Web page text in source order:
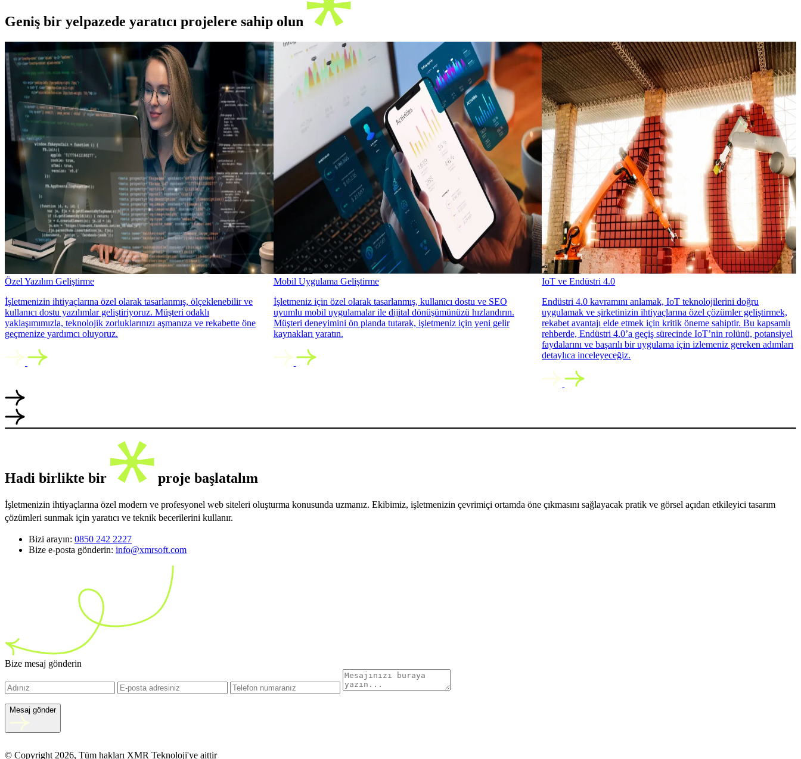
Geniş bir yelpazede yaratıcı projelere sahip olun
Özel Yazılım Geliştirme
İşletmenizin ihtiyaçlarına özel olarak tasarlanmış, ölçeklenebilir ve
kullanıcı dostu yazılımlar geliştiriyoruz. Müşteri odaklı
yaklaşımımızla, teknolojik zorluklarınızı aşmanıza ve rekabette öne
geçmenize yardımcı oluyoruz.
Mobil Uygulama Geliştirme
İşletmeniz için özel olarak tasarlanmış, kullanıcı dostu ve SEO
uyumlu mobil uygulamalar ile dijital dönüşümünüzü hızlandırın.
Müşteri deneyimini ön planda tutarak, işletmeniz için yeni gelir
kaynakları yaratın.
IoT ve Endüstri 4.0
Endüstri 4.0 kavramını anlamak, IoT teknolojilerini doğru
uygulamak ve şirketinizin ihtiyaçlarına özel çözümler geliştirmek,
rekabet avantajı elde etmek için kritik öneme sahiptir. Bu kapsamlı
rehberde, Endüstri 4.0’a geçiş sürecinde IoT’nin rolünü, potansiyel
faydalarını ve başarılı bir uygulama için izlemeniz gereken adımları
detaylıca inceleyeceğiz.
Hadi birlikte bir proje başlatalım
İşletmenizin ihtiyaçlarına özel modern ve profesyonel web siteleri oluşturma konusunda uzmanız. Ekibimiz, işletmenizin çevrimiçi ortamda öne çıkmasını sağlayacak pratik ve görsel açıdan etkileyici tasarım
çözümleri sunmak için yaratıcı ve teknik becerilerini kullanır.
Bizi arayın: 0850 242 2227
Bize e-posta gönderin: info@xmrsoft.com
Bize mesaj gönderin
Mesaj gönder
© Copyright 2026, Tüm hakları XMR Teknoloji'ye aittir